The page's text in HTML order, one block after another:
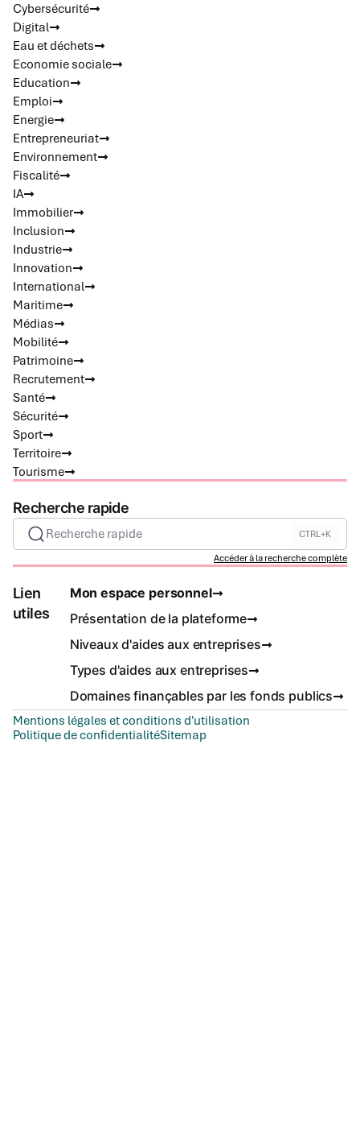
Cybersécurité
Digital
Eau et déchets
Economie sociale
Education
Emploi
Energie
Entrepreneuriat
Environnement
Fiscalité
IA
Immobilier
Inclusion
Industrie
Innovation
International
Maritime
Médias
Mobilité
Patrimoine
Recrutement
Santé
Sécurité
Sport
Territoire
Tourisme
Recherche rapide
Recherche rapide CTRL+K
Accéder à la recherche complète
Lien
utiles
Mon espace personnel
Présentation de la plateforme
Niveaux d'aides aux entreprises
Types d'aides aux entreprises
Domaines finançables par les fonds publics
Mentions légales et conditions d'utilisation
Politique de confidentialitéSitemap